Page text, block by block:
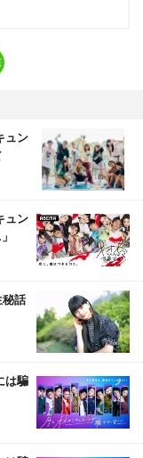
ュン
ュン
話
は騙